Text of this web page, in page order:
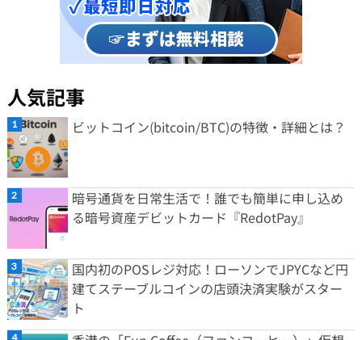
人気記事
ビットコイン(bitcoin/BTC)の特徴・詳細とは？
暗号通貨を日常生活で！誰でも簡単に申し込め
る暗号資産デビットカード『RedotPay』
国内初のPOSレジ対応！ローソンでJPYCなど円
建てステーブルコインの店頭決済実験がスター
ト